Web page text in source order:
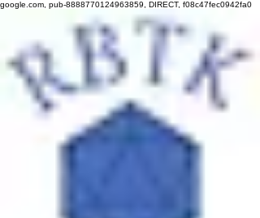
google.com, pub-8888770124963859, DIRECT, f08c47fec0942fa0